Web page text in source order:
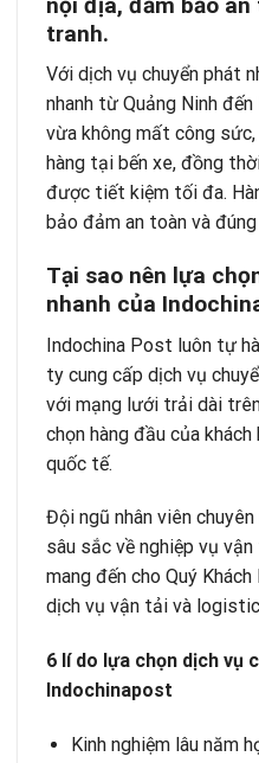
tranh.
Với dịch vụ chuyển phát
nhanh từ Quảng Ninh đến
vừa không mất công
hàng tại bến xe, đồng
được tiết kiệm tối đa.
bảo đảm an toàn và
Tại sao nên lựa
nhanh của
Indochina Post luôn tự
ty cung cấp dịch vụ
với mạng lưới trải dài
chọn hàng đầu của
quốc tế.
Đội ngũ nhân viên
sâu sắc về nghiệp vụ
mang đến cho Quý
dịch vụ vận tải và
6 lí do lựa chọn dịch vụ
Indochinapost
Kinh nghiệm lâu năm